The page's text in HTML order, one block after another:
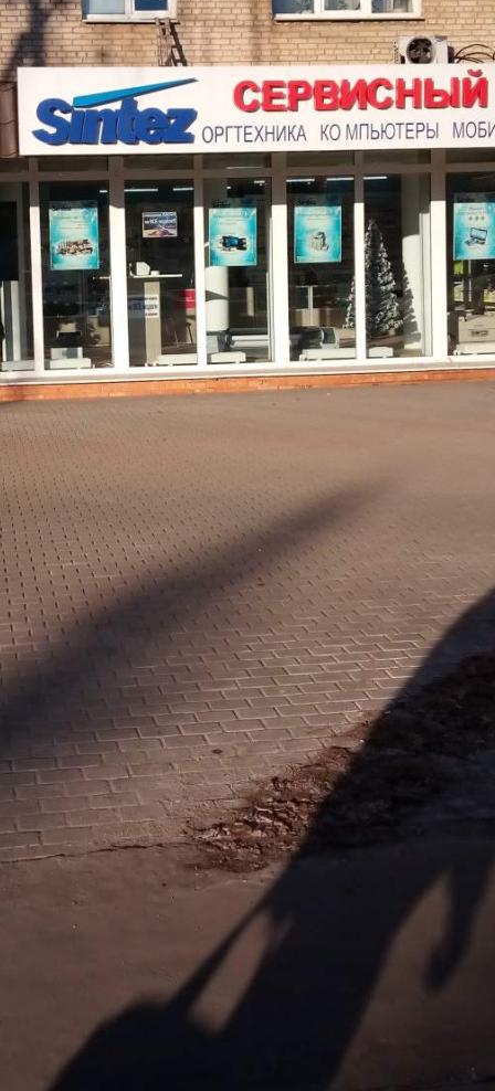
Характеристики
О помещении
Где находится
Контакты
Другие объявления
Характеристики помещения
№ объявления
99485
Дата размещения
30.12.2022
Город
Серпухов
Адрес
Ворошилова улица, д.127
Расположено
Этаж
Предлагается
Аренда
Желаемый / подходящий вид деятельности
Не указано
Назначение
Не указано
Размер площади (м2)
40
Цена за помещение
70 000 руб.
Цена за 1 кв. м
1 750 руб.
О помещении